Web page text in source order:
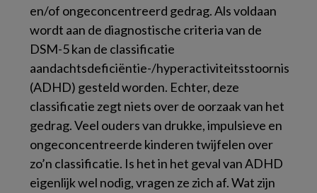
en/of ongeconcentreerd gedrag. Als voldaan
wordt aan de diagnostische criteria van de
DSM-5 kan de classificatie
aandachtsdeficiëntie-/hyperactiviteitsstoornis
(ADHD) gesteld worden. Echter, deze
classificatie zegt niets over de oorzaak van het
gedrag. Veel ouders van drukke, impulsieve en
ongeconcentreerde kinderen twijfelen over
zo’n classificatie. Is het in het geval van ADHD
eigenlijk wel nodig, vragen ze zich af. Wat zijn